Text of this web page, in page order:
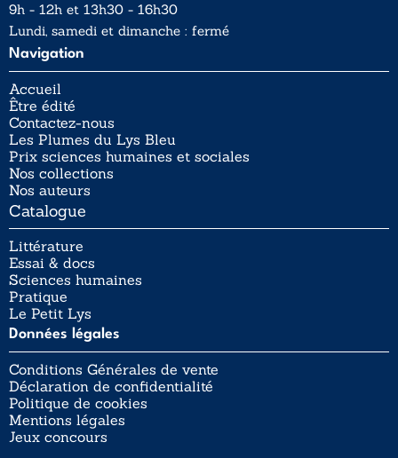
9h - 12h et 13h30 - 16h30
Lundi, samedi et dimanche : fermé
Navigation
Accueil
Être édité
Contactez-nous
Les Plumes du Lys Bleu
Prix sciences humaines et sociales
Nos collections
Nos auteurs
Catalogue
Littérature
Essai & docs
Sciences humaines
Pratique
Le Petit Lys
Données légales
Conditions Générales de vente
Déclaration de confidentialité
Politique de cookies
Mentions légales
Jeux concours